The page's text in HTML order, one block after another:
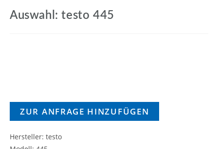
Auswahl: testo 445
ZUR ANFRAGE HINZUFÜGEN
Hersteller: testo